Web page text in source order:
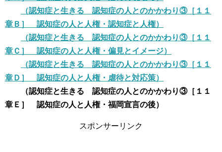
（認知症と生きる 認知症の人とのかかわり③［１１
章Ｂ］ 認知症の人と人権・認知症と人権）
（認知症と生きる 認知症の人とのかかわり③［１１
章Ｃ］ 認知症の人と人権・偏見とイメージ）
（認知症と生きる 認知症の人とのかかわり③［１１
章Ｄ］ 認知症の人と人権・虐待と対応策）
（認知症と生きる 認知症の人とのかかわり③［１１
章Ｅ］ 認知症の人と人権・福岡宣言の後）
スポンサーリンク